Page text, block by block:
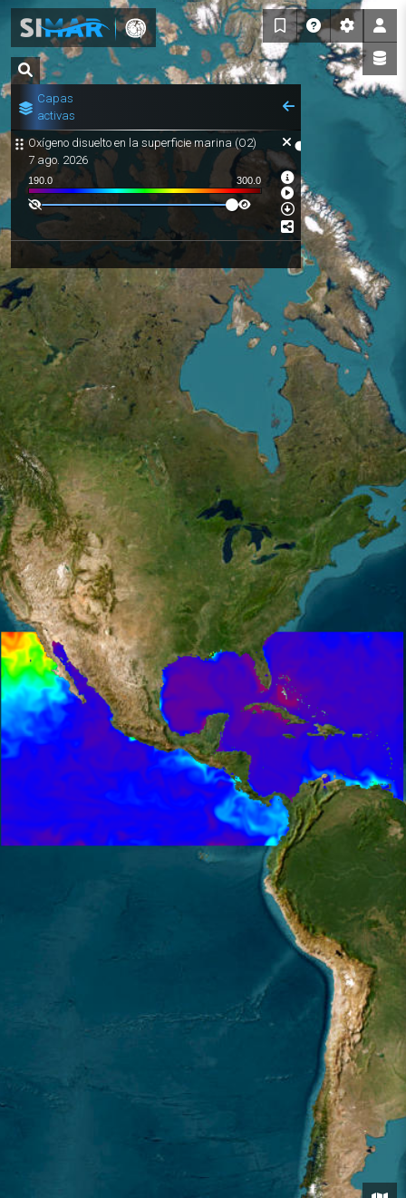
Capas
activas
Oxígeno disuelto en la superficie marina (O2)
7 ago. 2026
190.0 300.0